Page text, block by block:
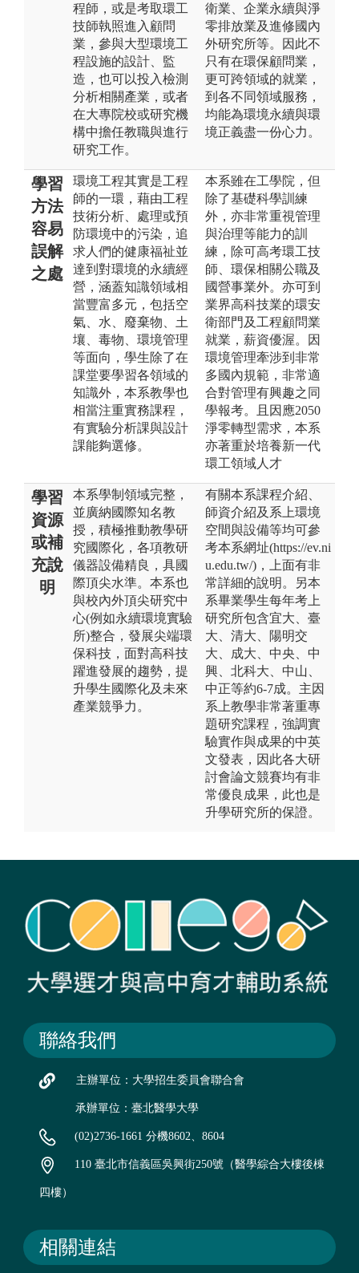
程師，或是考取環工
技師執照進入顧問
業，參與大型環境工
程設施的設計、監
造，也可以投入檢測
分析相關產業，或者
在大專院校或研究機
構中擔任教職與進行
研究工作。
衛業、企業永續與淨
零排放業及進修國內
外研究所等。因此不
只有在環保顧問業，
更可跨領域的就業，
到各不同領域服務，
均能為環境永續與環
境正義盡一份心力。
學習
方法
容易
誤解
之處
環境工程其實是工程
師的一環，藉由工程
技術分析、處理或預
防環境中的污染，追
求人們的健康福祉並
達到對環境的永續經
營，涵蓋知識領域相
當豐富多元，包括空
氣、水、廢棄物、土
壤、毒物、環境管理
等面向，學生除了在
課堂要學習各領域的
知識外，本系教學也
相當注重實務課程，
有實驗分析課與設計
課能夠選修。
本系雖在工學院，但
除了基礎科學訓練
外，亦非常重視管理
與治理等能力的訓
練，除可高考環工技
師、環保相關公職及
國營事業外。亦可到
業界高科技業的環安
衛部門及工程顧問業
就業，薪資優渥。因
環境管理牽涉到非常
多國內規範，非常適
合對管理有興趣之同
學報考。且因應2050
淨零轉型需求，本系
亦著重於培養新一代
環工領域人才
學習
資源
或補
充說
明
本系學制領域完整，
並廣納國際知名教
授，積極推動教學研
究國際化，各項教研
儀器設備精良，具國
際頂尖水準。本系也
與校內外頂尖研究中
心(例如永續環境實驗
所)整合，發展尖端環
保科技，面對高科技
躍進發展的趨勢，提
升學生國際化及未來
產業競爭力。
有關本系課程介紹、
師資介紹及系上環境
空間與設備等均可參
考本系網址(https://ev.ni
u.edu.tw/)，上面有非
常詳細的說明。另本
系畢業學生每年考上
研究所包含宜大、臺
大、清大、陽明交
大、成大、中央、中
興、北科大、中山、
中正等約6-7成。主因
系上教學非常著重專
題研究課程，強調實
驗實作與成果的中英
文發表，因此各大研
討會論文競賽均有非
常優良成果，此也是
升學研究所的保證。
聯絡我們
主辦單位：大學招生委員會聯合會
承辦單位：臺北醫學大學
(02)2736-1661 分機8602、8604
110 臺北市信義區吳興街250號（醫學綜合大樓後棟
四樓）
相關連結